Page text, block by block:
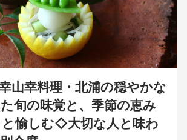
幸山幸料理・北浦の穏やかな
旬の味覚と、季節の恵み
愉しむ◇大切な人と味わ